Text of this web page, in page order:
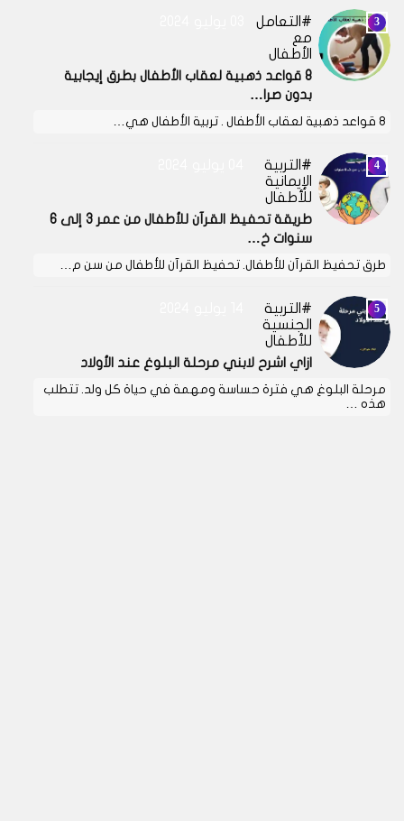
التعامل
مع
الأطفال
8 قواعد ذهبية لعقاب الأطفال بطرق إيجابية
بدون صرا…
8 قواعد ذهبية لعقاب الأطفال . تربية الأطفال هي…
التربية
الإيمانية
للأطفال
طريقة تحفيظ القرآن للأطفال من عمر 3 إلى 6
سنوات خ…
طرق تحفيظ القرآن للأطفال. تحفيظ القرآن للأطفال من سن م…
التربية
الجنسية
للأطفال
ازاي اشرح لابني مرحلة البلوغ عند الأولاد
مرحلة البلوغ هي فترة حساسة ومهمة في حياة كل ولد. تتطلب
هذه …